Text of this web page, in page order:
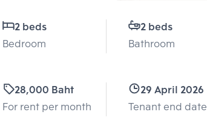
2 beds
Bedroom
2 beds
Bathroom
28,000 Baht
For rent per month
29 April 2026
Tenant end date